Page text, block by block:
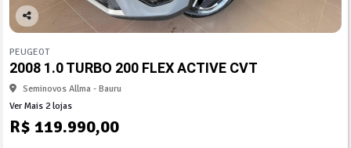
Co
arti
lhe
PEUGEOT
2008 1.0 TURBO 200 FLEX ACTIVE CVT
Seminovos Allma - Bauru
Ver Mais 2 lojas
R$ 119.990,00